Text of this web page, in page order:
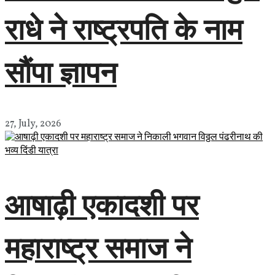
राधे ने राष्ट्रपति के नाम
सौंपा ज्ञापन
27, July, 2026
आषाढ़ी एकादशी पर
महाराष्ट्र समाज ने